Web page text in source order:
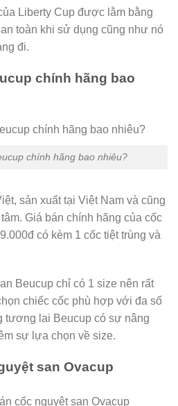
Liberty Cup được lằm bằng
toàn khi sử dụng cũng như nó
đi.
chính hãng bao
chính hãng bao nhiêu?
sản xuất tại Việt Nam và cũng
Giá bán chính hãng của cốc
có kèm 1 cốc tiệt trùng và
Beucup chỉ có 1 size nên rất
chiếc cốc phù hợp với đa số
tương lai Beucup có sự nâng
sự lựa chọn về size.
san Ovacup